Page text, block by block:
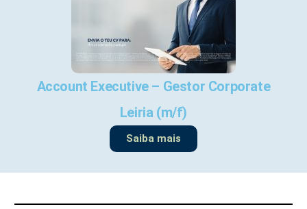
Account Executive – Gestor Corporate
Leiria (m/f)
Saiba mais